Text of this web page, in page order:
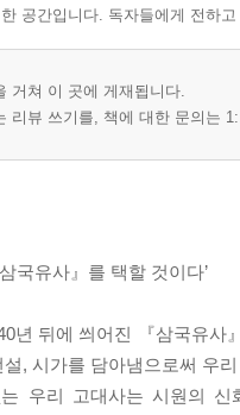
공간입니다. 독자들에게 전하
거쳐 이 곳에 게재됩니다.
리뷰 쓰기를, 책에 대한 문의는
국유사』를 택할 것이다’
년 뒤에 씌어진 『삼국유
, 시가를 담아냄으로써 우
우리 고대사는 시원의